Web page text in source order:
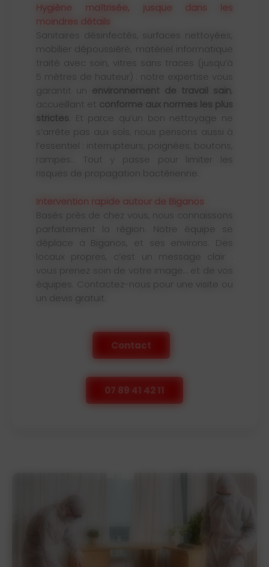
Hygiène maîtrisée, jusque dans les
moindres détails
Sanitaires désinfectés, surfaces nettoyées,
mobilier dépoussiéré, matériel informatique
traité avec soin, vitres sans traces (jusqu’à
5 mètres de hauteur) : notre expertise vous
garantit un environnement de travail sain,
accueillant et conforme aux normes les plus
strictes . Et parce qu’un bon nettoyage ne
s’arrête pas aux sols, nous pensons aussi à
l’essentiel : interrupteurs, poignées, boutons,
rampes… Tout y passe pour limiter les
risques de propagation bactérienne.
Intervention rapide autour de Biganos
Basés près de chez vous, nous connaissons
parfaitement la région. Notre équipe se
déplace à Biganos, et ses environs. Des
locaux propres, c’est un message clair :
vous prenez soin de votre image… et de vos
équipes. Contactez-nous pour une visite ou
un devis gratuit.
Contact
07 89 41 42 11